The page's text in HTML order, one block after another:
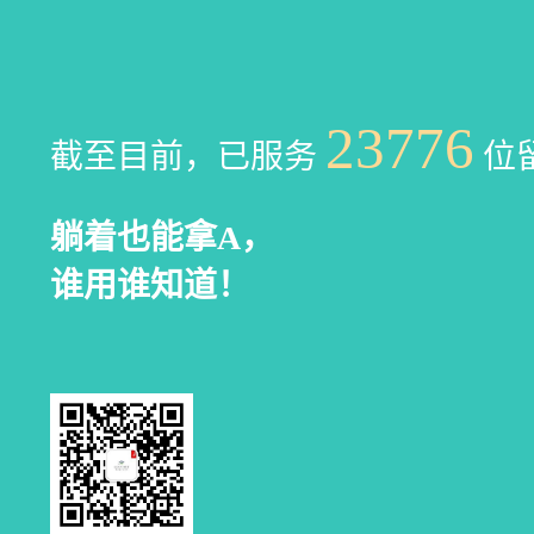
截至目前，已服务 23776 位
躺着也能拿A，
谁用谁知道！